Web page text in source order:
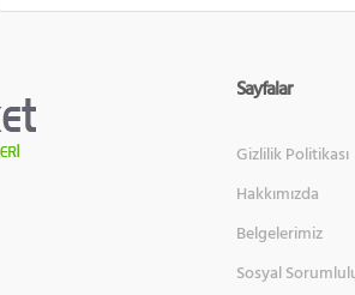
Sayfalar
Gizlilik Politikası
Hakkımızda
Belgelerimiz
Sosyal